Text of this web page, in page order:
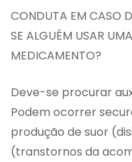
CONDUTA EM CASO
SE ALGUÉM USAR
MEDICAMENTO?
Deve-se procurar
Podem ocorrer
produção de suor
(transtornos da